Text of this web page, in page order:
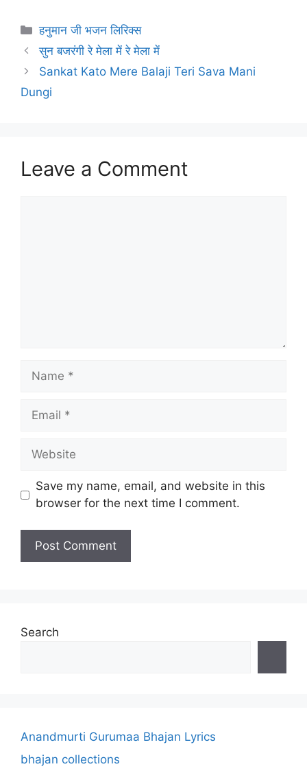
Categories
हनुमान जी भजन लिरिक्स
सुन बजरंगी रे मेला में रे मेला में
Sankat Kato Mere Balaji Teri Sava Mani
Dungi
Leave a Comment
Name
Email
Website
Save my name, email, and website in this
browser for the next time I comment.
Search
Anandmurti Gurumaa Bhajan Lyrics
bhajan collections